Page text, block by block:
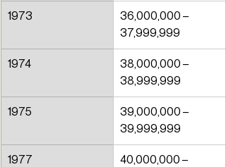
1973
36,000,000 –
37,999,999
1974
38,000,000 –
38,999,999
1975
39,000,000 –
39,999,999
1977
40,000,000 –